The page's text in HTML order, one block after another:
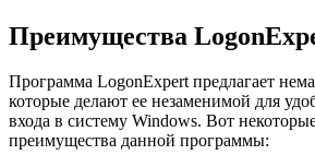
Преимущества
Программа LogonExpert предлагает
которые делают ее незаменимой для
входа в систему Windows. Вот
преимущества данной программы: